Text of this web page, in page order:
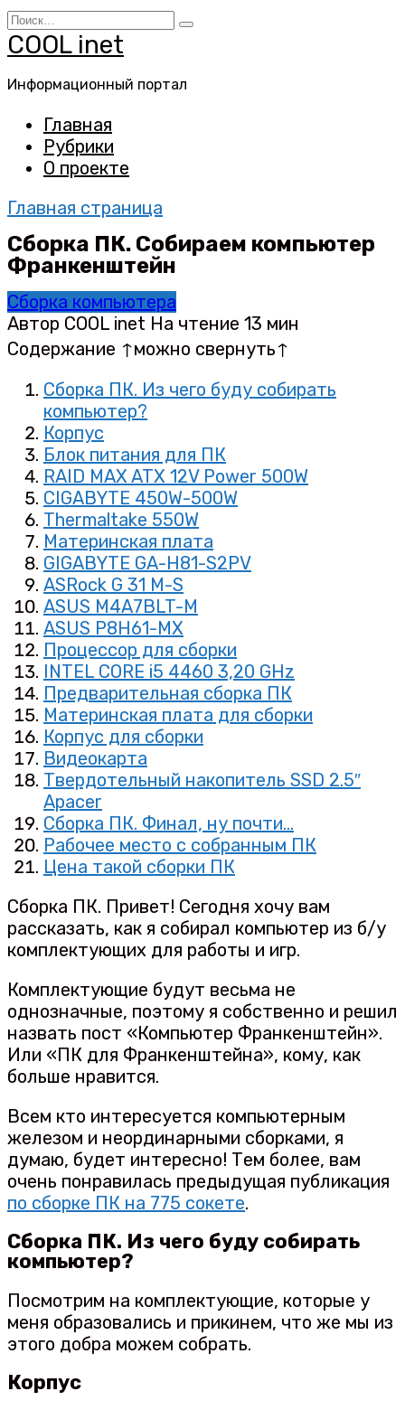
Перейти
к
содержанию
Search
for:
COOL inet
Информационный портал
Главная
Рубрики
О проекте
Главная страница
Сборка ПК. Собираем компьютер
Франкенштейн
Сборка компьютера
Автор COOL inet На чтение 13 мин
Содержание ↑можно свернуть↑
Сборка ПК. Из чего буду собирать
компьютер?
Корпус
Блок питания для ПК
RAID MAX ATX 12V Power 500W
CIGABYTE 450W-500W
Thermaltake 550W
Материнская плата
GIGABYTE GA-H81-S2PV
ASRock G 31 M-S
ASUS M4A7BLT-M
ASUS P8H61-MX
Процессор для сборки
INTEL CORE i5 4460 3,20 GHz
Предварительная сборка ПК
Материнская плата для сборки
Корпус для сборки
Видеокарта
Твердотельный накопитель SSD 2.5″
Apacer
Сборка ПК. Финал, ну почти…
Рабочее место с собранным ПК
Цена такой сборки ПК
Сборка ПК. Привет! Сегодня хочу вам
рассказать, как я собирал компьютер из б/у
комплектующих для работы и игр.
Комплектующие будут весьма не
однозначные, поэтому я собственно и решил
назвать пост «Компьютер Франкенштейн».
Или «ПК для Франкенштейна», кому, как
больше нравится.
Всем кто интересуется компьютерным
железом и неординарными сборками, я
думаю, будет интересно! Тем более, вам
очень понравилась предыдущая публикация
по сборке ПК на 775 сокете.
Сборка ПК. Из чего буду собирать
компьютер?
Посмотрим на комплектующие, которые у
меня образовались и прикинем, что же мы из
этого добра можем собрать.
Корпус